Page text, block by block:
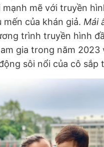
mẽ với truyền
mến của khán giả. Mái
trình truyền hình
gia trong năm 2023
sôi nổi của cô sắp